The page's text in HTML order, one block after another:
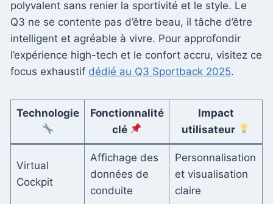
polyvalent sans renier la sportivité et le style. Le
Q3 ne se contente pas d’être beau, il tâche d’être
intelligent et agréable à vivre. Pour approfondir
l’expérience high-tech et le confort accru, visitez ce
focus exhaustif dédié au Q3 Sportback 2025.
Technologie
Fonctionnalité
clé
Impact
utilisateur
Virtual
Cockpit
Affichage des
données de
conduite
Personnalisation
et visualisation
claire